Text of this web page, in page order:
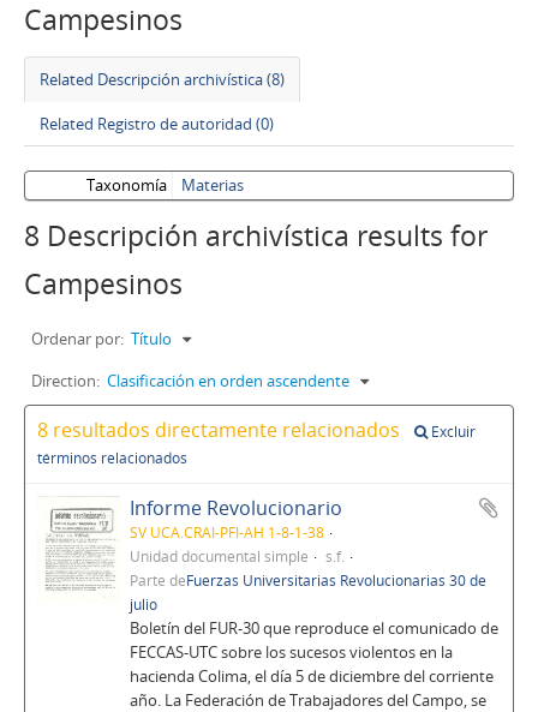
Campesinos
Related Descripción archivística (8)
Related Registro de autoridad (0)
Taxonomía Materias
8 Descripción archivística results for
Campesinos
Ordenar por: Título
Direction: Clasificación en orden ascendente
8 resultados directamente relacionados
Excluir
términos relacionados
Informe Revolucionario
SV UCA.CRAI-PFI-AH 1-8-1-38
Unidad documental simple
s.f.
Parte deFuerzas Universitarias Revolucionarias 30 de
julio
Boletín del FUR-30 que reproduce el comunicado de
FECCAS-UTC sobre los sucesos violentos en la
hacienda Colima, el día 5 de diciembre del corriente
año. La Federación de Trabajadores del Campo, se